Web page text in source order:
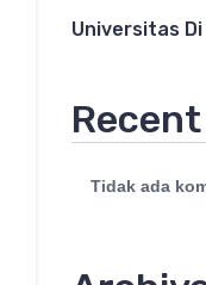
Universitas
Tidak ada